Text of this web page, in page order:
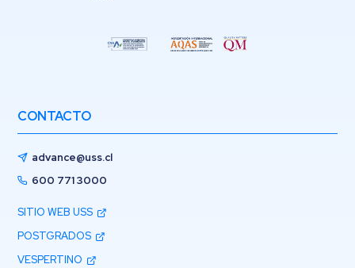
CONTACTO
advance@uss.cl
600 771 3000
SITIO WEB USS
POSTGRADOS
VESPERTINO